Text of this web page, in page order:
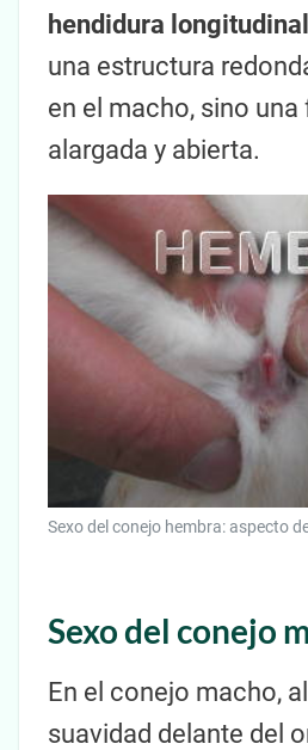
hendidura longitudinal
una estructura
en el macho, sino
alargada y abierta.
Sexo del conejo hembra: aspecto
Sexo del conejo
En el conejo macho,
suavidad delante del